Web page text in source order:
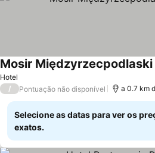
Hotel
Mosir Międzyrzecpodlaski
/ Pontuação não disponível a 0.7 km
Selecione as datas para ver os
exatos.